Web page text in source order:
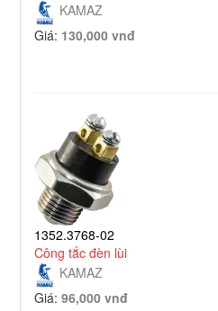
KAMAZ
Giá: 130,000 vnđ
1352.3768-02
Công tắc đèn lùi
KAMAZ
Giá:96,000 vnđ